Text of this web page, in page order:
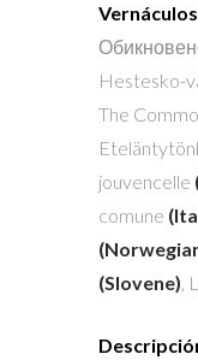
Vernáculos
Hestesko-
The
jouvencelle
comune
(Slovene),